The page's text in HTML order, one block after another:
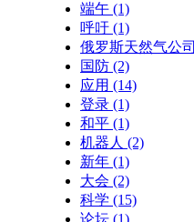
端午 (1)
呼吁 (1)
俄罗斯天然气公司
国防 (2)
应用 (14)
登录 (1)
和平 (1)
机器人 (2)
新年 (1)
大会 (2)
科学 (15)
论坛 (1)